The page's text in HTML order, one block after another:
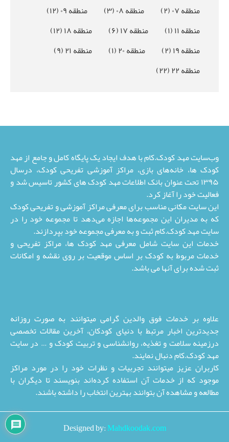
منطقه ۰۷
(۲) منطقه ۰۸ (۳) منطقه ۰۹
(۱۲)
منطقه ۱۱ (۱) منطقه ۱۷ (۶) منطقه ۱۸
(۱۲)
منطقه ۱۹
(۲) منطقه ۲۰ (۱) منطقه ۲۱
(۹)
منطقه ۲۲
(۲۲)
وب‌سایت مهد کودک.کام با هدف ایجاد یک پایگاه کامل و جامع از مهد
کودک ها، خانه‌های بازی، مراکز آموزشی تفریحی کودک، درسال
۱۳۹۵ تحت عنوان بانک اطلاعات مهد کودک های کشور تاسیس شد و
فعالیت خود را آغاز کرد.
این سایت مکانی مناسب برای معرفی مراکز آموزشی و تفریحی کودک
که به مدیران این مجموعه‌ها اجازه می‌دهد تا مجموعه خود را در
سایت مهد کودک.کام ثبت و به معرفی مجموعه خود بپردازند.
خدمات این سایت شامل معرفی مهد کودک ها، مراکز تفریحی و
خدمات مربوط به کودک بر اساس موقعیت بر روی نقشه و امکانات
ثبت شده برای آنها می باشد.
علاوه بر خدمات فوق والدین گرامی میتوانند به صورت روزانه
جدیدترین اخبار مرتبط با دنیای کودکان، آخرین مقالات تخصصی
درزمینه سلامت و تغذیه، روانشناسی و تربیت کودک و … در سایت
مهد کودک.کام دنبال نمایند.
کاربران عزیز میتوانند تجربیات و نظرات خود را در مورد مراکز
موجود که از خدمات آن استفاده کرده‌اند بنویسند تا دیگران با
مطالعه و مشاهده آن بتوانند بهترین انتخاب را داشته باشند.
Designed by:Mahdkoodak.com